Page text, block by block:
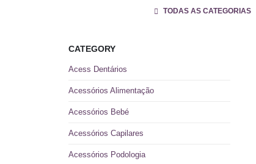
TODAS AS CATEGORIAS
CATEGORY
Acess Dentários
Acessórios Alimentação
Acessórios Bebé
Acessórios Capilares
Acessórios Podologia